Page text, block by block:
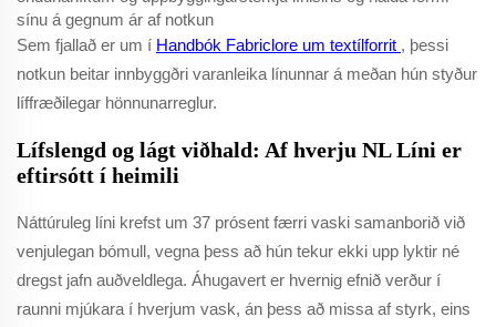
sínu á gegnum ár af notkun
Sem fjallað er um í Handbók Fabriclore um textílforrit , þessi
notkun beitar innbyggðri varanleika línunnar á meðan hún styður
líffræðilegar hönnunarreglur.
Lífslengd og lágt viðhald: Af hverju NL Líni er
eftirsótt í heimili
Náttúruleg líni krefst um 37 prósent færri vaski samanborið við
venjulegan bómull, vegna þess að hún tekur ekki upp lyktir né
dregst jafn auðveldlega. Áhugavert er hvernig efnið verður í
raunni mjúkara í hverjum vask, án þess að missa af styrk, eins